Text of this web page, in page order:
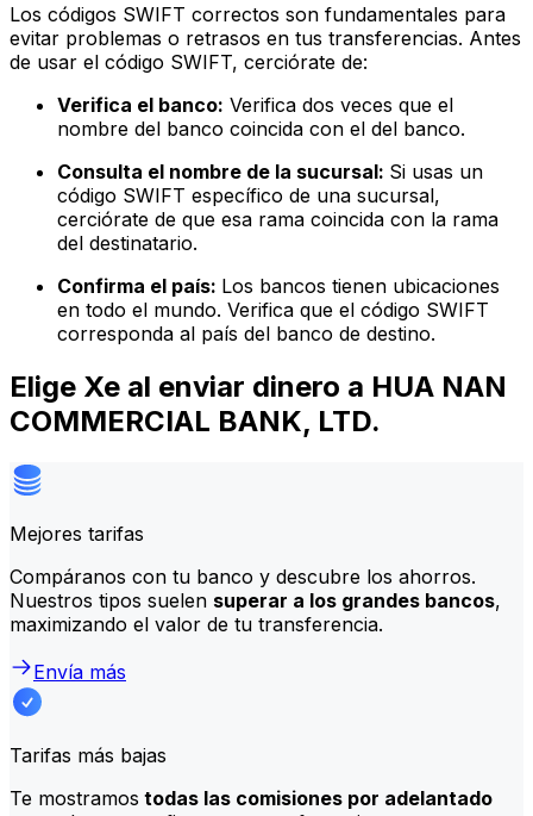
Los códigos SWIFT correctos son fundamentales para
evitar problemas o retrasos en tus transferencias. Antes
de usar el código SWIFT, cerciórate de:
Verifica el banco: Verifica dos veces que el
nombre del banco coincida con el del banco.
Consulta el nombre de la sucursal: Si usas un
código SWIFT específico de una sucursal,
cerciórate de que esa rama coincida con la rama
del destinatario.
Confirma el país: Los bancos tienen ubicaciones
en todo el mundo. Verifica que el código SWIFT
corresponda al país del banco de destino.
Elige Xe al enviar dinero a HUA NAN
COMMERCIAL BANK, LTD.
Mejores tarifas
Compáranos con tu banco y descubre los ahorros.
Nuestros tipos suelen superar a los grandes bancos,
maximizando el valor de tu transferencia.
Envía más
Tarifas más bajas
Te mostramos todas las comisiones por adelantado